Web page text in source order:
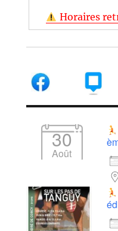
Horaires
30
Août